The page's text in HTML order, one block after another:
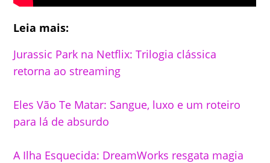
Leia mais:
Jurassic Park na Netflix: Trilogia clássica
retorna ao streaming
Eles Vão Te Matar: Sangue, luxo e um roteiro
para lá de absurdo
A Ilha Esquecida: DreamWorks resgata magia